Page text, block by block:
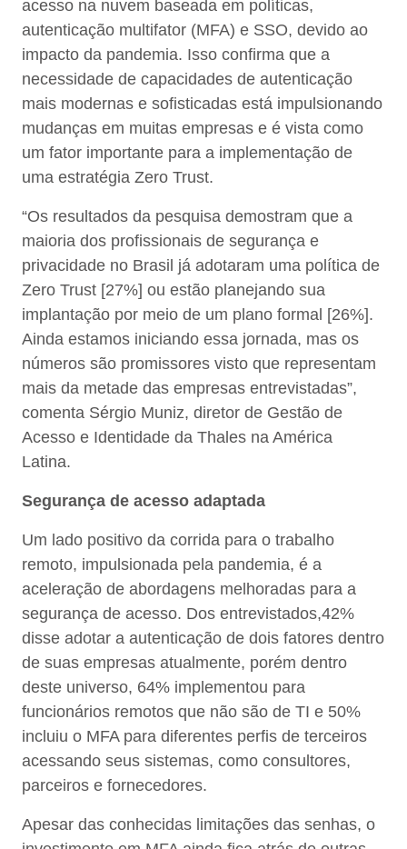
acesso na nuvem baseada em políticas,
autenticação multifator (MFA) e SSO, devido ao
impacto da pandemia. Isso confirma que a
necessidade de capacidades de autenticação
mais modernas e sofisticadas está impulsionando
mudanças em muitas empresas e é vista como
um fator importante para a implementação de
uma estratégia Zero Trust.
“Os resultados da pesquisa demostram que a
maioria dos profissionais de segurança e
privacidade no Brasil já adotaram uma política de
Zero Trust [27%] ou estão planejando sua
implantação por meio de um plano formal [26%].
Ainda estamos iniciando essa jornada, mas os
números são promissores visto que representam
mais da metade das empresas entrevistadas”,
comenta Sérgio Muniz, diretor de Gestão de
Acesso e Identidade da Thales na América
Latina.
Segurança de acesso adaptada
Um lado positivo da corrida para o trabalho
remoto, impulsionada pela pandemia, é a
aceleração de abordagens melhoradas para a
segurança de acesso. Dos entrevistados,42%
disse adotar a autenticação de dois fatores dentro
de suas empresas atualmente, porém dentro
deste universo, 64% implementou para
funcionários remotos que não são de TI e 50%
incluiu o MFA para diferentes perfis de terceiros
acessando seus sistemas, como consultores,
parceiros e fornecedores.
Apesar das conhecidas limitações das senhas, o